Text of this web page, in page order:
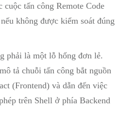
cuộc tấn công Remote Code
không được kiểm soát đúng
phải là một lỗ hổng đơn lẻ.
tả chuỗi tấn công bắt nguồn
(Frontend) và dẫn đến việc
trên Shell ở phía Backend